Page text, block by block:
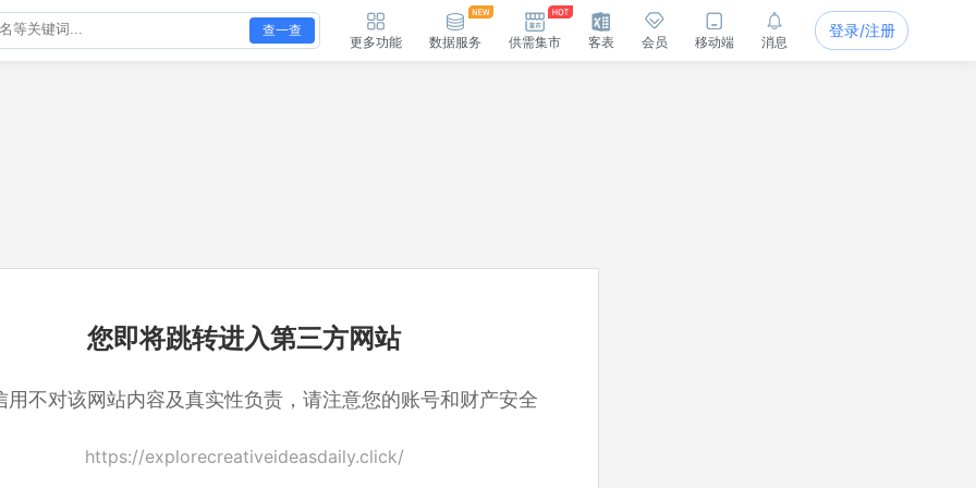
查一查
更多功能 数据服务 供需集市 客表 会员 移动端 消息
登录/注册
您即将跳转进入第三方网站
用不对该网站内容及真实性负责，请注意您的账号和财产安全
https://explorecreativeideasdaily.click/